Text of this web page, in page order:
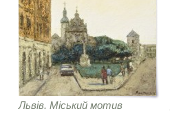
Львів. Міський мотив